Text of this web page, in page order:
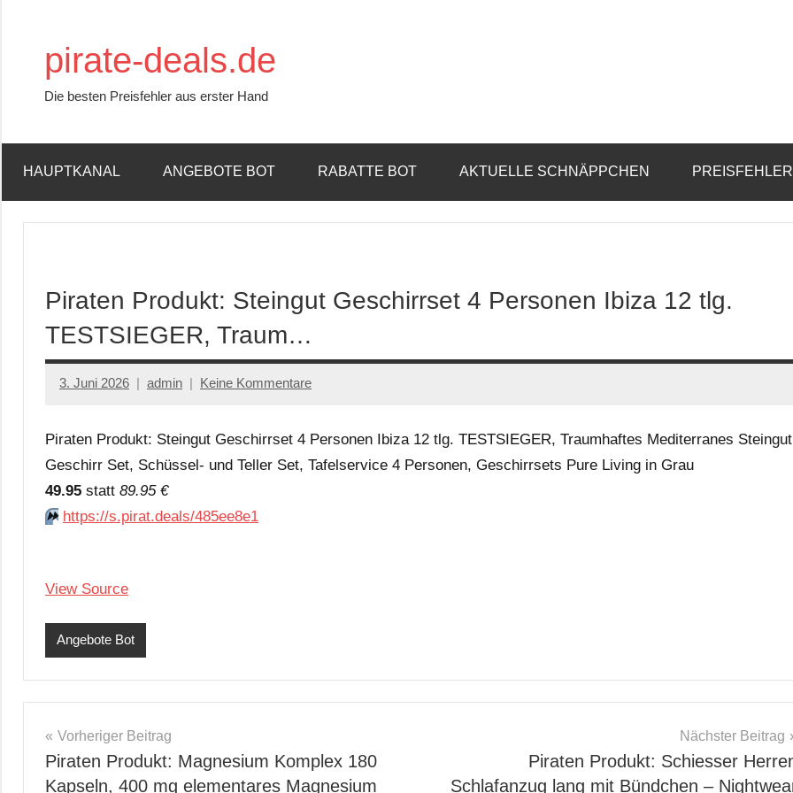
springenpirate-deals.de
Die besten Preisfehler aus erster Hand
HAUPTKANAL ANGEBOTE BOT RABATTE BOT AKTUELLE SCHNÄPPCHEN
Piraten Produkt: Steingut Geschirrset 4 Personen Ibiza 12 tlg.
TESTSIEGER, Traum…
3. Juni 2026 admin Keine Kommentare
Piraten Produkt: Steingut Geschirrset 4 Personen Ibiza 12 tlg. TESTSIEGER, Traumhaftes Mediterranes Steingut
Geschirr Set, Schüssel- und Teller Set, Tafelservice 4 Personen, Geschirrsets Pure Living in Grau
49.95 statt 89.95 €
⏩️ https://s.pirat.deals/485ee8e1
View Source
Angebote Bot
Beitragsnavigation
Vorheriger Beitrag
Piraten Produkt: Magnesium Komplex 180
Kapseln, 400 mg elementares Magnesium
Nächster Beitrag
Piraten Produkt: Schiesser
Schlafanzug lang mit Bündchen –